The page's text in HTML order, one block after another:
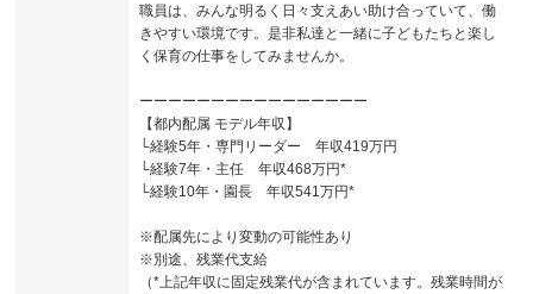
職員は、みんな明るく日々支えあい助け合っていて、働
きやすい環境です。是非私達と一緒に子どもたちと楽し
く保育の仕事をしてみませんか。
ーーーーーーーーーーーーーーーー
【都内配属 モデル年収】
└経験5年・専門リーダー 年収419万円
└経験7年・主任 年収468万円*
└経験10年・園長 年収541万円*
※配属先により変動の可能性あり
※別途、残業代支給
（*上記年収に固定残業代が含まれています。残業時間が